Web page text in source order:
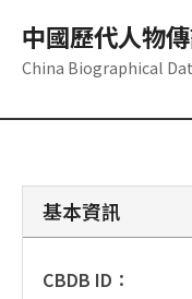
中國歷代人物
China Biographical
基本資訊
CBDB ID：